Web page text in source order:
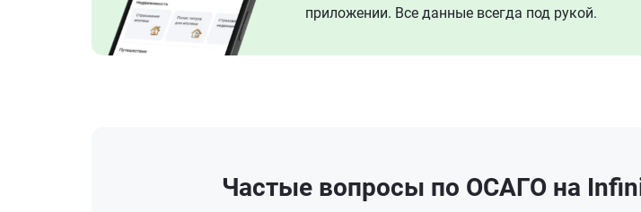
приложении. Все данные всегда под рукой.
Частые вопросы по ОСАГО на